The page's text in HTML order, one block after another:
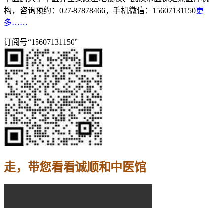
构，咨询预约：027-87878466，手机微信：15607131150更
多……
订阅号“15607131150”
走，带您看看诚顺和中医馆